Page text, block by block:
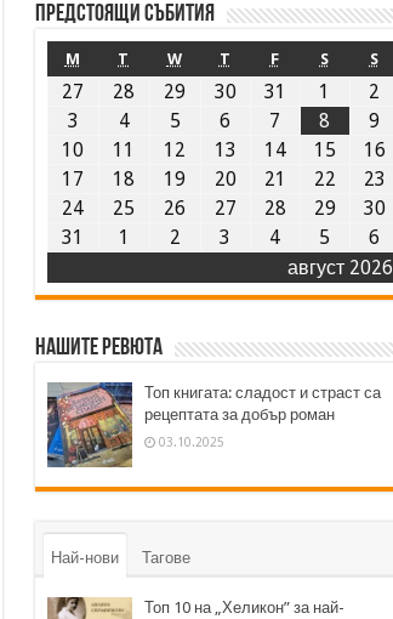
Предстоящи събития
август 2026
M T W T F S S
27 28 29 30 31 1
2
3
4 5 6 7 8
9
10
11 12 13 14 15
16
17
18 19 20 21 22
23
24
25 26 27 28 29
30
31
1 2 3 4 5 6
Нашите ревюта
Топ книгата: сладост и страст са
рецептата за добър роман
03.10.2025
Най-нови Тагове
Топ 10 на „Хеликон” за най-